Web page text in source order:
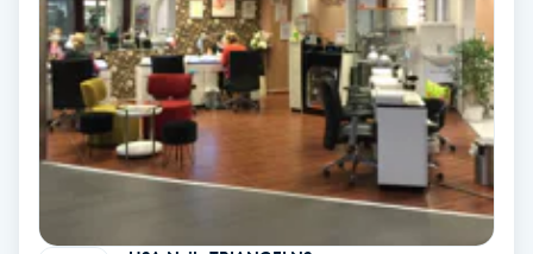
Barber
Barnklippning
BIAB
Blowout